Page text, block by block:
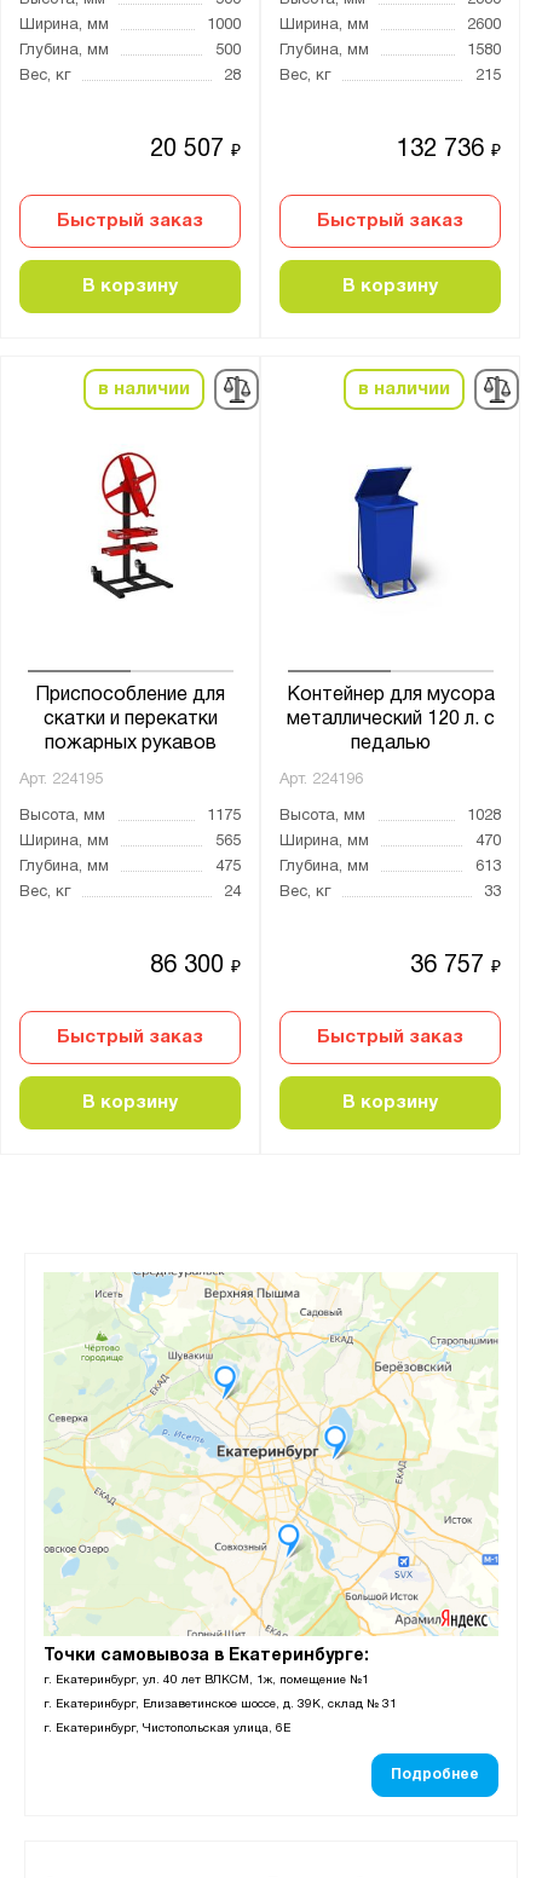
Точки самовывоза в Екатеринбурге:
г. Екатеринбург, ул. 40 лет ВЛКСМ, 1ж, помещение №1
г. Екатеринбург, Елизаветинское шоссе, д. 39К, склад № 31
г. Екатеринбург, Чистопольская улица, 6Е
Подробнее
Ширина, мм
1000
Глубина, мм
500
Вес, кг
28
20 507₽
Быстрый заказ
В корзину
Ширина, мм
2600
Глубина, мм
1580
Вес, кг
215
132 736₽
Быстрый заказ
В корзину
в наличии
Приспособление для
скатки и перекатки
пожарных рукавов
Арт. 224195
Высота, мм
1175
Ширина, мм
565
Глубина, мм
475
Вес, кг
24
86 300₽
Быстрый заказ
В корзину
в наличии
Контейнер для мусора
металлический 120 л. с
педалью
Арт. 224196
Высота, мм
1028
Ширина, мм
470
Глубина, мм
613
Вес, кг
33
36 757₽
Быстрый заказ
В корзину